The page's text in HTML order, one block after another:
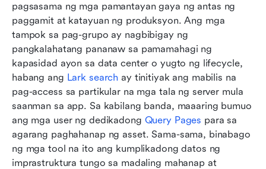
pagsasama ng mga pamantayan gaya ng antas ng
paggamit at katayuan ng produksyon. Ang mga
tampok sa pag-grupo ay nagbibigay ng
pangkalahatang pananaw sa pamamahagi ng
kapasidad ayon sa data center o yugto ng lifecycle,
habang ang Lark search ay tinitiyak ang mabilis na
pag-access sa partikular na mga tala ng server mula
saanman sa app. Sa kabilang banda, maaaring bumuo
ang mga user ng dedikadong Query Pages para sa
agarang paghahanap ng asset. Sama-sama, binabago
ng mga tool na ito ang kumplikadong datos ng
imprastruktura tungo sa madaling mahanap at